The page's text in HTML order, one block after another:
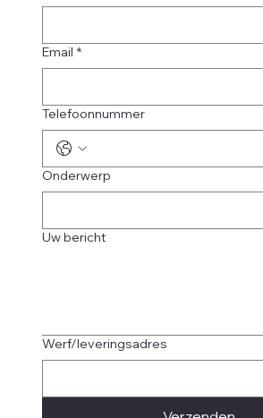
Email *
Telefoonnummer
Onderwerp
Uw bericht
Werf/leveringsadres